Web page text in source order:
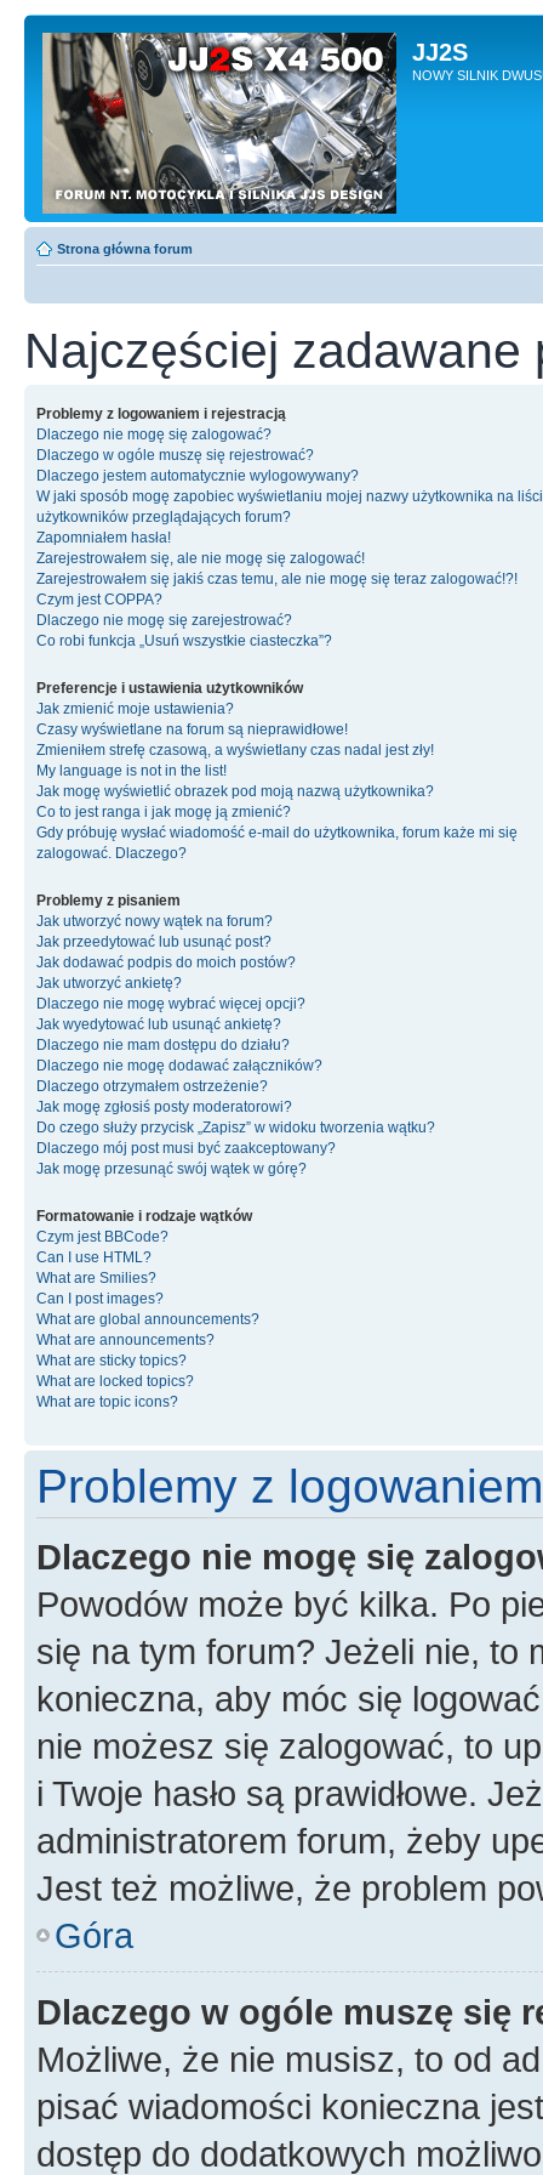
JJ2S
NOWY SILNIK
Strona główna forum
Najczęściej zadawane
Problemy z logowaniem i rejestracją
Dlaczego nie mogę się zalogować?
Dlaczego w ogóle muszę się rejestrować?
Dlaczego jestem automatycznie wylogowywany?
W jaki sposób mogę zapobiec wyświetlaniu mojej nazwy użytkownika na
użytkowników przeglądających forum?
Zapomniałem hasła!
Zarejestrowałem się, ale nie mogę się zalogować!
Zarejestrowałem się jakiś czas temu, ale nie mogę się teraz zalogować!?!
Czym jest COPPA?
Dlaczego nie mogę się zarejestrować?
Co robi funkcja „Usuń wszystkie ciasteczka”?
Preferencje i ustawienia użytkowników
Jak zmienić moje ustawienia?
Czasy wyświetlane na forum są nieprawidłowe!
Zmieniłem strefę czasową, a wyświetlany czas nadal jest zły!
My language is not in the list!
Jak mogę wyświetlić obrazek pod moją nazwą użytkownika?
Co to jest ranga i jak mogę ją zmienić?
Gdy próbuję wysłać wiadomość e-mail do użytkownika, forum każe mi się
zalogować. Dlaczego?
Problemy z pisaniem
Jak utworzyć nowy wątek na forum?
Jak przeedytować lub usunąć post?
Jak dodawać podpis do moich postów?
Jak utworzyć ankietę?
Dlaczego nie mogę wybrać więcej opcji?
Jak wyedytować lub usunąć ankietę?
Dlaczego nie mam dostępu do działu?
Dlaczego nie mogę dodawać załączników?
Dlaczego otrzymałem ostrzeżenie?
Jak mogę zgłosiś posty moderatorowi?
Do czego służy przycisk „Zapisz” w widoku tworzenia wątku?
Dlaczego mój post musi być zaakceptowany?
Jak mogę przesunąć swój wątek w górę?
Formatowanie i rodzaje wątków
Czym jest BBCode?
Can I use HTML?
What are Smilies?
Can I post images?
What are global announcements?
What are announcements?
What are sticky topics?
What are locked topics?
What are topic icons?
Problemy z
Dlaczego nie mogę się
Powodów może być kilka. Po
się na tym forum? Jeżeli nie, to
konieczna, aby móc się
nie możesz się zalogować, to
i Twoje hasło są prawidłowe.
administratorem forum, żeby
Jest też możliwe, że problem
Góra
Dlaczego w ogóle muszę się
Możliwe, że nie musisz, to od
pisać wiadomości konieczna
dostęp do dodatkowych